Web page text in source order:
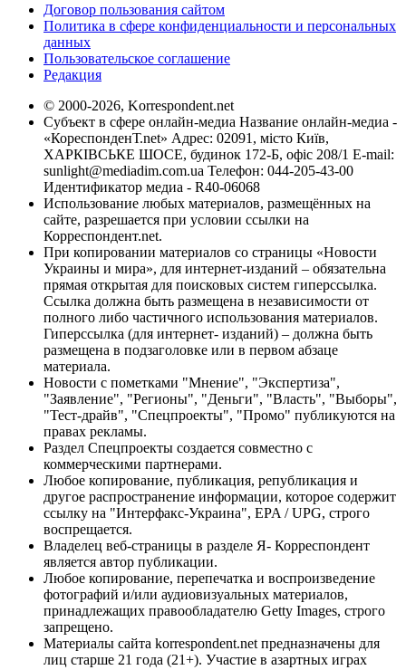
Договор пользования сайтом
Политика в сфере конфиденциальности и персональных
данных
Пользовательское соглашение
Редакция
© 2000-2026, Korrespondent.net
Субъект в сфере онлайн-медиа Название онлайн-медиа -
«КореспонденТ.net» Адрес: 02091, місто Київ,
ХАРКІВСЬКЕ ШОСЕ, будинок 172-Б, офіс 208/1 E-mail:
sunlight@mediadim.com.ua Телефон: 044-205-43-00
Идентификатор медиа - R40-06068
Использование любых материалов, размещённых на
сайте, разрешается при условии ссылки на
Корреспондент.net.
При копировании материалов со страницы «Новости
Украины и мира», для интернет-изданий – обязательна
прямая открытая для поисковых систем гиперссылка.
Ссылка должна быть размещена в независимости от
полного либо частичного использования материалов.
Гиперссылка (для интернет- изданий) – должна быть
размещена в подзаголовке или в первом абзаце
материала.
Новости с пометками "Мнение", "Экспертиза",
"Заявление", "Регионы", "Деньги", "Власть", "Выборы",
"Тест-драйв", "Спецпроекты", "Промо" публикуются на
правах рекламы.
Раздел Спецпроекты создается совместно с
коммерческими партнерами.
Любое копирование, публикация, републикация и
другое распространение информации, которое содержит
ссылку на "Интерфакс-Украина", EPA / UPG, строго
воспрещается.
Владелец веб-страницы в разделе Я- Корреспондент
является автор публикации.
Любое копирование, перепечатка и воспроизведение
фотографий и/или аудиовизуальных материалов,
принадлежащих правообладателю Getty Images, строго
запрещено.
Материалы сайта korrespondent.net предназначены для
лиц старше 21 года (21+). Участие в азартных играх